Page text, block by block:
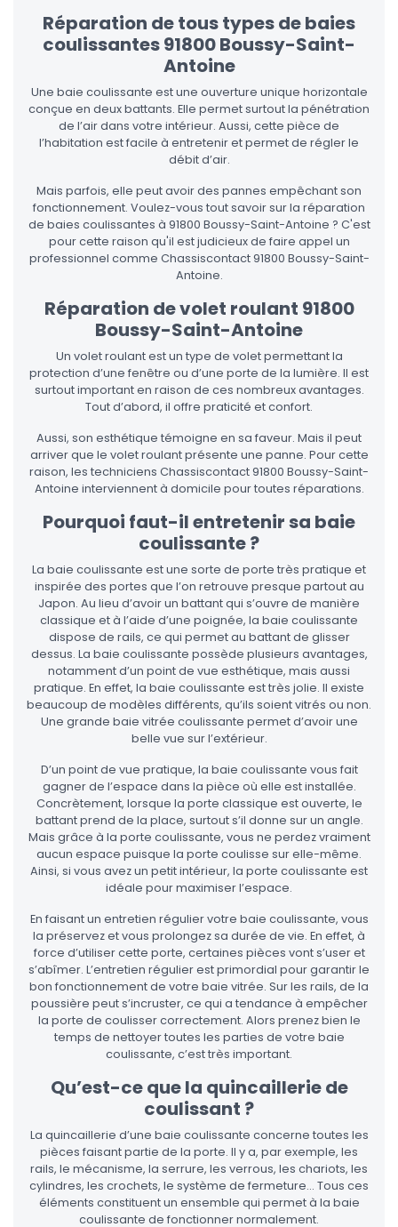
Réparation de tous types de baies
coulissantes 91800 Boussy-Saint-
Antoine
Une baie coulissante est une ouverture unique horizontale
conçue en deux battants. Elle permet surtout la pénétration
de l’air dans votre intérieur. Aussi, cette pièce de
l’habitation est facile à entretenir et permet de régler le
débit d’air.
Mais parfois, elle peut avoir des pannes empêchant son
fonctionnement. Voulez-vous tout savoir sur la réparation
de baies coulissantes à 91800 Boussy-Saint-Antoine ? C'est
pour cette raison qu'il est judicieux de faire appel un
professionnel comme Chassiscontact 91800 Boussy-Saint-
Antoine.
Réparation de volet roulant 91800
Boussy-Saint-Antoine
Un volet roulant est un type de volet permettant la
protection d’une fenêtre ou d’une porte de la lumière. Il est
surtout important en raison de ces nombreux avantages.
Tout d’abord, il offre praticité et confort.
Aussi, son esthétique témoigne en sa faveur. Mais il peut
arriver que le volet roulant présente une panne. Pour cette
raison, les techniciens Chassiscontact 91800 Boussy-Saint-
Antoine interviennent à domicile pour toutes réparations.
Pourquoi faut-il entretenir sa baie
coulissante ?
La baie coulissante est une sorte de porte très pratique et
inspirée des portes que l’on retrouve presque partout au
Japon. Au lieu d’avoir un battant qui s’ouvre de manière
classique et à l’aide d’une poignée, la baie coulissante
dispose de rails, ce qui permet au battant de glisser
dessus. La baie coulissante possède plusieurs avantages,
notamment d’un point de vue esthétique, mais aussi
pratique. En effet, la baie coulissante est très jolie. Il existe
beaucoup de modèles différents, qu’ils soient vitrés ou non.
Une grande baie vitrée coulissante permet d’avoir une
belle vue sur l’extérieur.
D’un point de vue pratique, la baie coulissante vous fait
gagner de l’espace dans la pièce où elle est installée.
Concrètement, lorsque la porte classique est ouverte, le
battant prend de la place, surtout s’il donne sur un angle.
Mais grâce à la porte coulissante, vous ne perdez vraiment
aucun espace puisque la porte coulisse sur elle-même.
Ainsi, si vous avez un petit intérieur, la porte coulissante est
idéale pour maximiser l’espace.
En faisant un entretien régulier votre baie coulissante, vous
la préservez et vous prolongez sa durée de vie. En effet, à
force d’utiliser cette porte, certaines pièces vont s’user et
s’abîmer. L’entretien régulier est primordial pour garantir le
bon fonctionnement de votre baie vitrée. Sur les rails, de la
poussière peut s’incruster, ce qui a tendance à empêcher
la porte de coulisser correctement. Alors prenez bien le
temps de nettoyer toutes les parties de votre baie
coulissante, c’est très important.
Qu’est-ce que la quincaillerie de
coulissant ?
La quincaillerie d’une baie coulissante concerne toutes les
pièces faisant partie de la porte. Il y a, par exemple, les
rails, le mécanisme, la serrure, les verrous, les chariots, les
cylindres, les crochets, le système de fermeture… Tous ces
éléments constituent un ensemble qui permet à la baie
coulissante de fonctionner normalement.